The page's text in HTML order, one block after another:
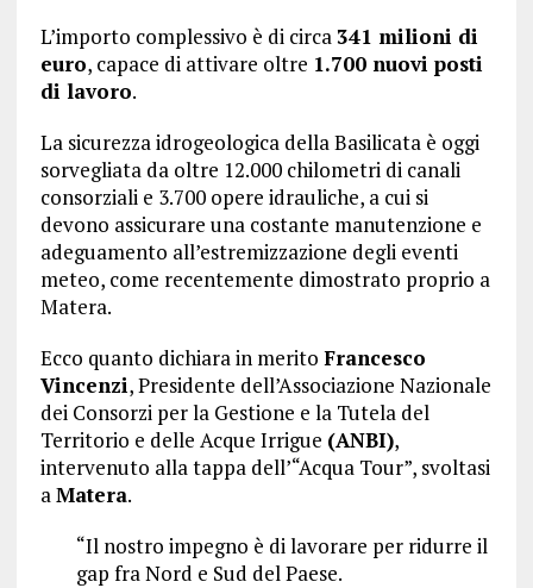
L’importo complessivo è di circa341 milioni di
euro, capace di attivare oltre 1.700 nuovi posti
di lavoro.
La sicurezza idrogeologica della Basilicata è oggi
sorvegliata da oltre 12.000 chilometri di canali
consorziali e 3.700 opere idrauliche, a cui si
devono assicurare una costante manutenzione e
adeguamento all’estremizzazione degli eventi
meteo, come recentemente dimostrato proprio a
Matera.
Ecco quanto dichiara in merito Francesco
Vincenzi, Presidente dell’Associazione Nazionale
dei Consorzi per la Gestione e la Tutela del
Territorio e delle Acque Irrigue (ANBI),
intervenuto alla tappa dell’“Acqua Tour”, svoltasi
aMatera.
“Il nostro impegno è di lavorare per ridurre il
gap fra Nord e Sud del Paese.